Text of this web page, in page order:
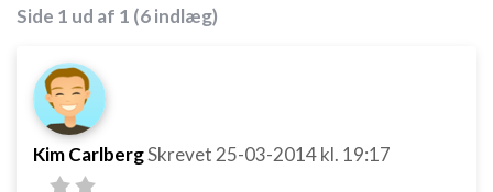
Side 1 ud af 1 (6 indlæg)
Kim CarlbergSkrevet 25-03-2014kl. 19:17